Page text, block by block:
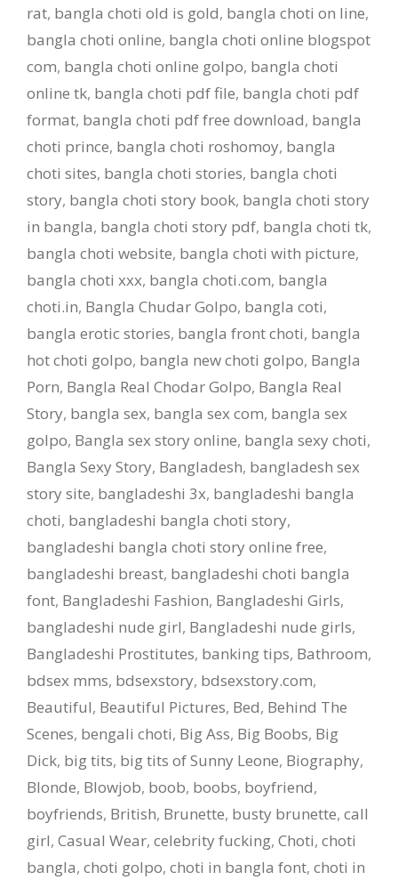
rat, bangla choti old is gold, bangla choti on line,
bangla choti online, bangla choti online blogspot
com, bangla choti online golpo, bangla choti
online tk, bangla choti pdf file, bangla choti pdf
format, bangla choti pdf free download, bangla
choti prince, bangla choti roshomoy, bangla
choti sites, bangla choti stories, bangla choti
story, bangla choti story book, bangla choti story
in bangla, bangla choti story pdf, bangla choti tk,
bangla choti website, bangla choti with picture,
bangla choti xxx, bangla choti.com, bangla
choti.in, Bangla Chudar Golpo, bangla coti,
bangla erotic stories, bangla front choti, bangla
hot choti golpo, bangla new choti golpo, Bangla
Porn, Bangla Real Chodar Golpo, Bangla Real
Story, bangla sex, bangla sex com, bangla sex
golpo, Bangla sex story online, bangla sexy choti,
Bangla Sexy Story, Bangladesh, bangladesh sex
story site, bangladeshi 3x, bangladeshi bangla
choti, bangladeshi bangla choti story,
bangladeshi bangla choti story online free,
bangladeshi breast, bangladeshi choti bangla
font, Bangladeshi Fashion, Bangladeshi Girls,
bangladeshi nude girl, Bangladeshi nude girls,
Bangladeshi Prostitutes, banking tips, Bathroom,
bdsex mms, bdsexstory, bdsexstory.com,
Beautiful, Beautiful Pictures, Bed, Behind The
Scenes, bengali choti, Big Ass, Big Boobs, Big
Dick, big tits, big tits of Sunny Leone, Biography,
Blonde, Blowjob, boob, boobs, boyfriend,
boyfriends, British, Brunette, busty brunette, call
girl, Casual Wear, celebrity fucking, Choti, choti
bangla, choti golpo, choti in bangla font, choti in